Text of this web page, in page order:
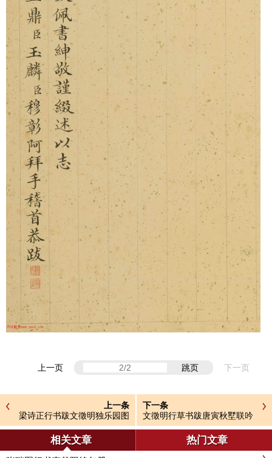
上一页 跳页 下一页
上一条
梁诗正行书跋文徵明独乐园图
并书记
下一条
文徵明行草书跋唐寅秋墅联吟
卷
相关文章 热门文章